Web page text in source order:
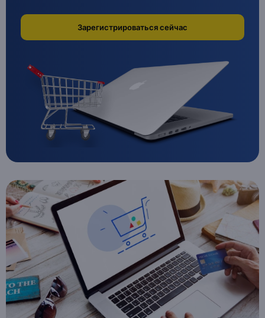
Зарегистрироваться сейчас